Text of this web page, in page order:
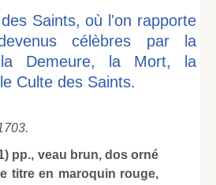
Saints, où l'on rapporte
célèbres par la
la Demeure, la Mort, la
Culte des Saints.
pp., veau brun, dos orné
titre en maroquin rouge,